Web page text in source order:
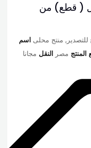
( قطع) من
للتصدير, منتج محلى اسم
المنتج مصر النقل مجانا